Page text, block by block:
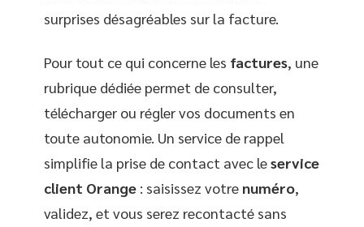
surprises désagréables sur la facture.
Pour tout ce qui concerne les factures, une
rubrique dédiée permet de consulter,
télécharger ou régler vos documents en
toute autonomie. Un service de rappel
simplifie la prise de contact avec leservice
client Orange : saisissez votre numéro,
validez, et vous serez recontacté sans